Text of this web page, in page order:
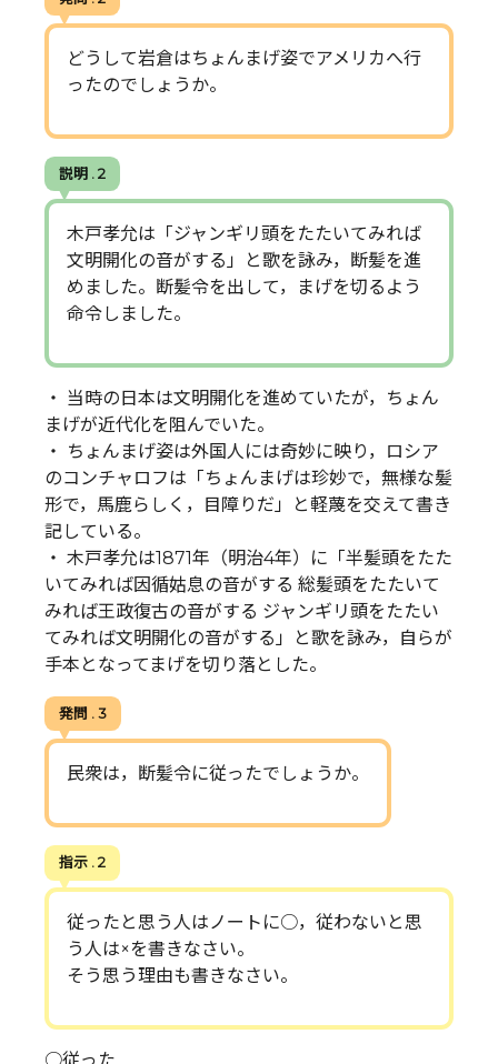
どうして岩倉はちょんまげ姿でアメリカへ行
ったのでしょうか。
説明 . 2
木戸孝允は「ジャンギリ頭をたたいてみれば
文明開化の音がする」と歌を詠み，断髪を進
めました。断髪令を出して，まげを切るよう
命令しました。
・ 当時の日本は文明開化を進めていたが，ちょん
まげが近代化を阻んでいた。
・ ちょんまげ姿は外国人には奇妙に映り，ロシア
のコンチャロフは「ちょんまげは珍妙で，無様な髪
形で，馬鹿らしく，目障りだ」と軽蔑を交えて書き
記している。
・ 木戸孝允は1871年（明治4年）に「半髪頭をたた
いてみれば因循姑息の音がする 総髪頭をたたいて
みれば王政復古の音がする ジャンギリ頭をたたい
てみれば文明開化の音がする」と歌を詠み，自らが
手本となってまげを切り落とした。
発問 . 3
民衆は，断髪令に従ったでしょうか。
指示 . 2
従ったと思う人はノートに○，従わないと思
う人は×を書きなさい。
そう思う理由も書きなさい。